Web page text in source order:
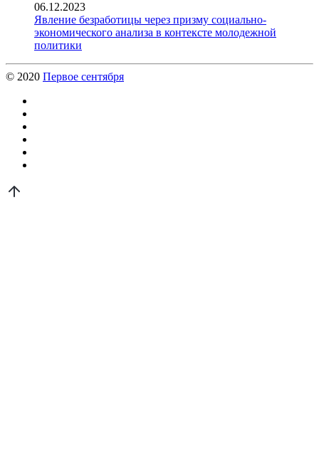
06.12.2023
Явление безработицы через призму социально-
экономического анализа в контексте молодежной
политики
© 2020 Первое сентября